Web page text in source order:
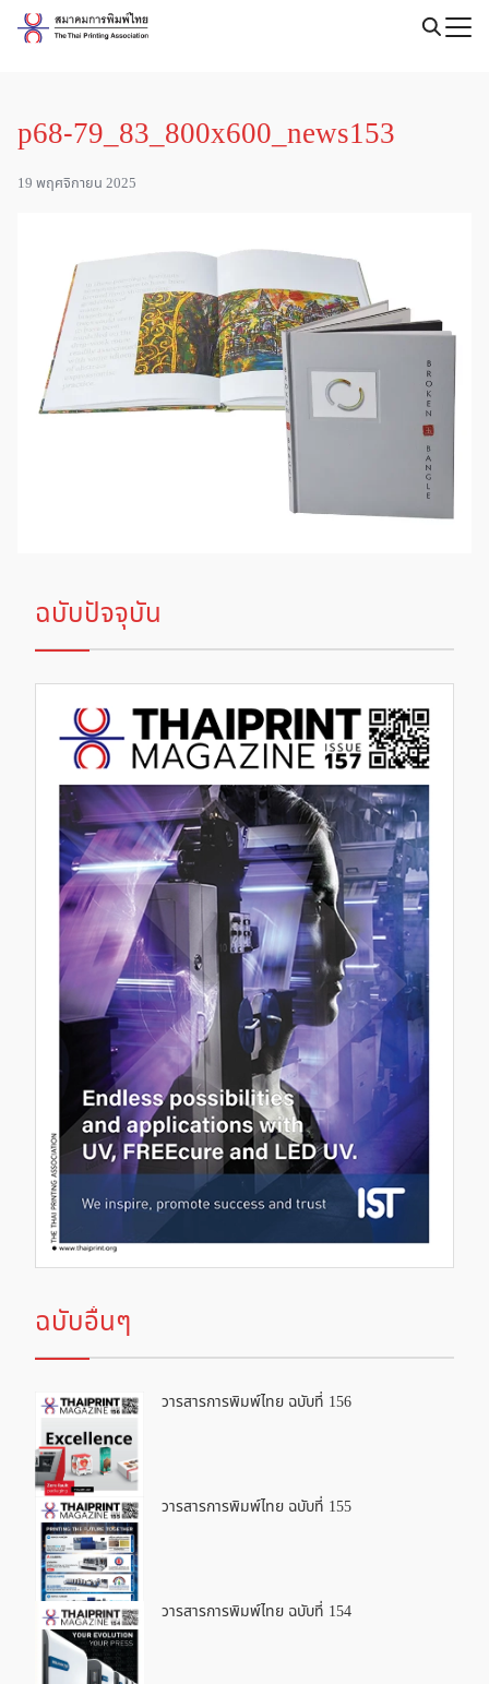
Skip
p68-79_83_800x600_news153
19 พฤศจิกายน 2025
ฉบับปัจจุบัน
ฉบับอื่นๆ
วารสารการพิมพ์ไทย ฉบับที่ 156
วารสารการพิมพ์ไทย ฉบับที่ 155
วารสารการพิมพ์ไทย ฉบับที่ 154